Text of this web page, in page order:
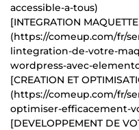
accessible-a-tous)
[INTEGRATION
(https://comeup.com/fr/
lintegration-de-votre-
wordpress-avec-
[CREATION ET
(https://comeup.com/fr/
optimiser-efficacement-
[DEVELOPPEMENT DE